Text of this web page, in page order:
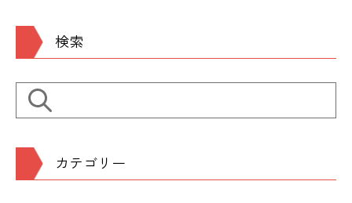
検索
カテゴリー